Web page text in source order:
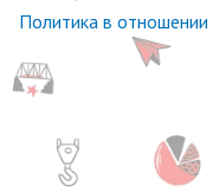
Политика в